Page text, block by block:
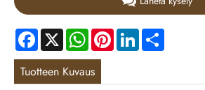
Facebook
X WhatsApp
PinterestLinkedIn
Tuotteen Kuvaus